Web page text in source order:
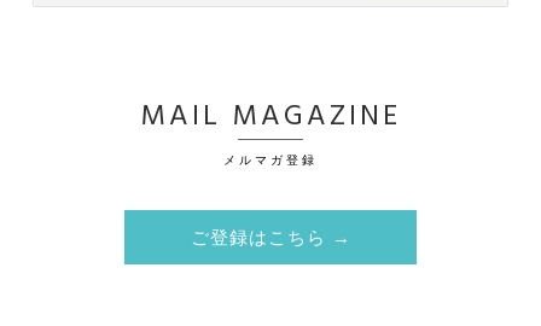
MAIL MAGAZINE
メルマガ登録
ご登録はこちら →